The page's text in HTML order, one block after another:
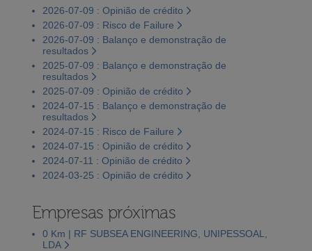
2026-07-09 : Opinião de crédito
2026-07-09 : Risco de Failure
2026-07-09 : Balanço e demonstração de
resultados
2025-07-09 : Balanço e demonstração de
resultados
2025-07-09 : Opinião de crédito
2024-07-15 : Balanço e demonstração de
resultados
2024-07-15 : Risco de Failure
2024-07-15 : Opinião de crédito
2024-07-11 : Opinião de crédito
2024-03-25 : Opinião de crédito
Empresas próximas
0 Km | RF SUBSEA ENGINEERING, UNIPESSOAL,
LDA